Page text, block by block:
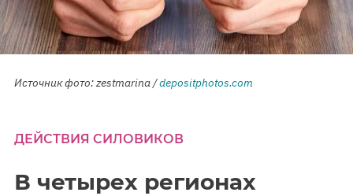
Источник фото: zestmarina /depositphotos.com
ДЕЙСТВИЯ СИЛОВИКОВ
В четырех регионах